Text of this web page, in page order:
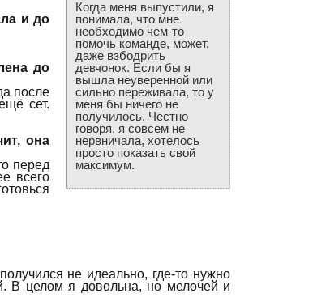
Когда меня выпустили, я
понимала, что мне
необходимо чем-то
помочь команде, может,
даже взбодрить
девчонок. Если бы я
вышла неуверенной или
сильно переживала, то у
меня бы ничего не
получилось. Честно
говоря, я совсем не
нервничала, хотелось
просто показать свой
максимум.
и до
до
после
сет.
она
перед
всего
не идеально, где-то нужно
В целом я довольна, но мелочей и